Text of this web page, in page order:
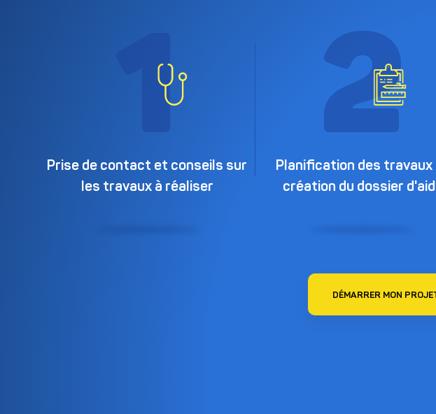
1
Prise de contact et conseils sur
les travaux à réaliser
2
Planification des travaux
création du dossier
DÉMARRER MON